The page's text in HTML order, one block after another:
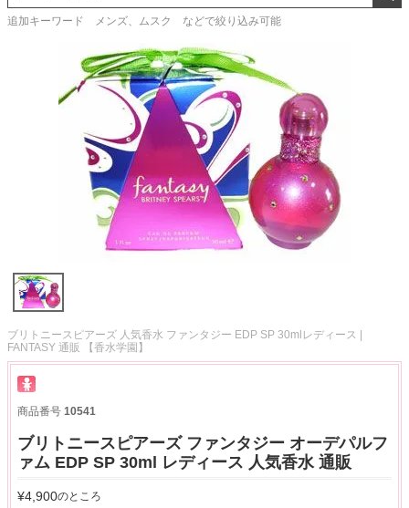
追加キーワード メンズ、ムスク などで絞り込み可能
ブリトニースピアーズ 人気香水 ファンタジー EDP SP 30mlレディース |
FANTASY 通販 【香水学園】
商品番号 10541
ブリトニースピアーズ ファンタジー オーデパルフ
ァム EDP SP 30ml レディース 人気香水 通販
¥4,900のところ